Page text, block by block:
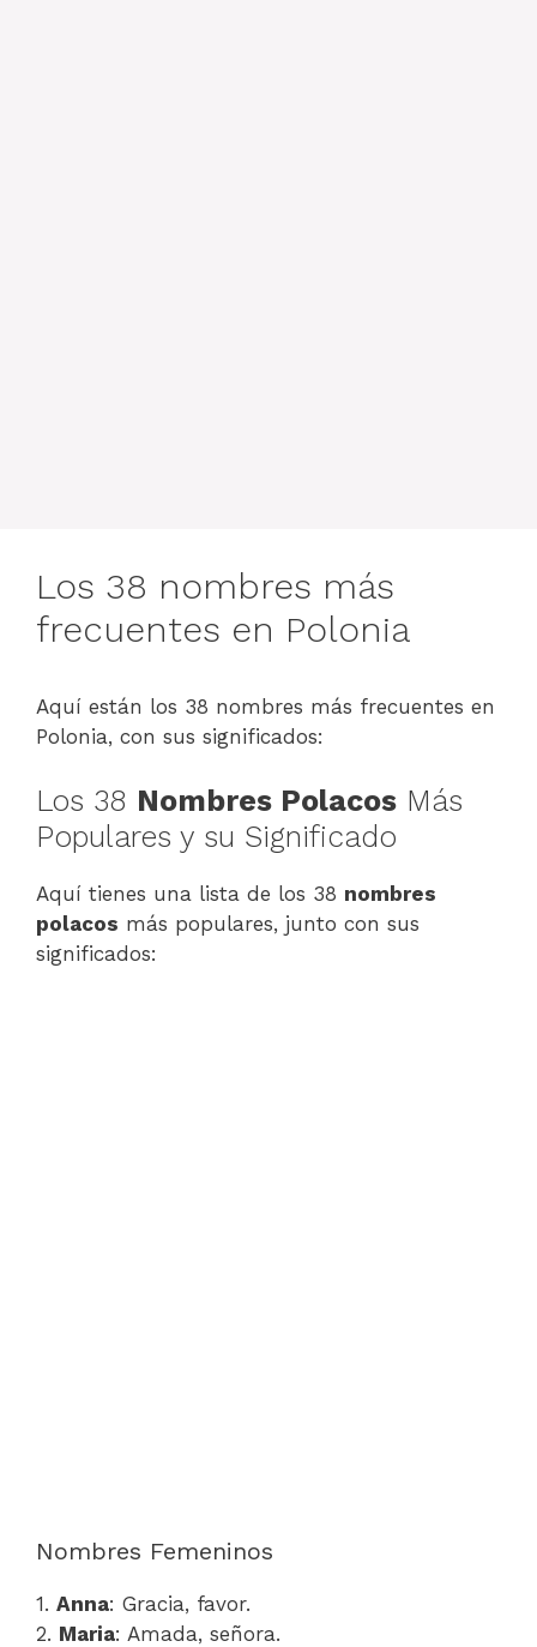
Los 38 nombres más
frecuentes en Polonia
Aquí están los 38 nombres más frecuentes en
Polonia, con sus significados:
Los 38 Nombres Polacos Más
Populares y su Significado
Aquí tienes una lista de los 38 nombres
polacos más populares, junto con sus
significados:
Nombres Femeninos
1. Anna: Gracia, favor.
2. Maria: Amada, señora.